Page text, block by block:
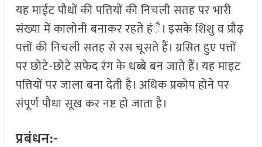
यह माईट पौधों की पत्तियों की निचली सतह पर भारी
संख्या में कालोनी बनाकर रहते हंै। इसके शिशु व प्रौढ़
पत्तों की निचली सतह से रस चूसते हैं। ग्रसित हुए पत्तों
पर छोटे-छोटे सफेद रंग के धब्बे बन जाते हैं। यह माइट
पत्तियों पर जाला बना देती है। अधिक प्रकोप होने पर
संपूर्ण पौधा सूख कर नष्ट हो जाता है।
प्रबंधन:-